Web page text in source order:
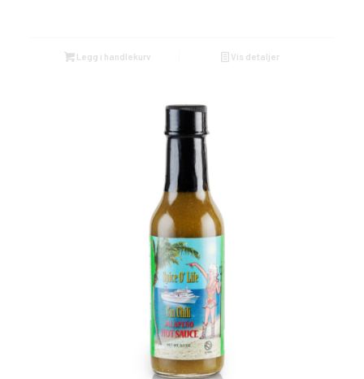
Legg i handlekurv Vis detaljer